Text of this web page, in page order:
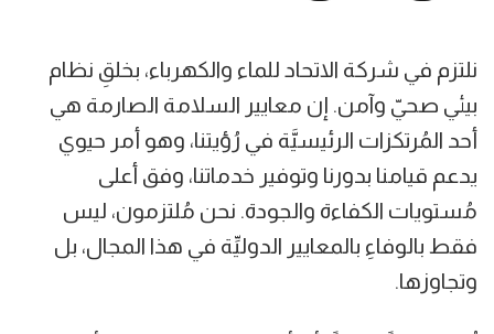
نلتزم في شركة الاتحاد للماء والكهرباء، بخلقِ نظام
بيئي صحيّ وآمن. إن معايير السلامة الصارمة هي
أحد المُرتكزات الرئيسيَّة في رُؤيتنا، وهو أمر حيوي
يدعم قيامنا بدورنا وتوفير خدماتنا، وفق أعلى
مُستويات الكفاءة والجودة. نحن مُلتزمون، ليس
فقط بالوفاءِ بالمعايير الدوليِّة في هذا المجال، بل
وتجاوزها.